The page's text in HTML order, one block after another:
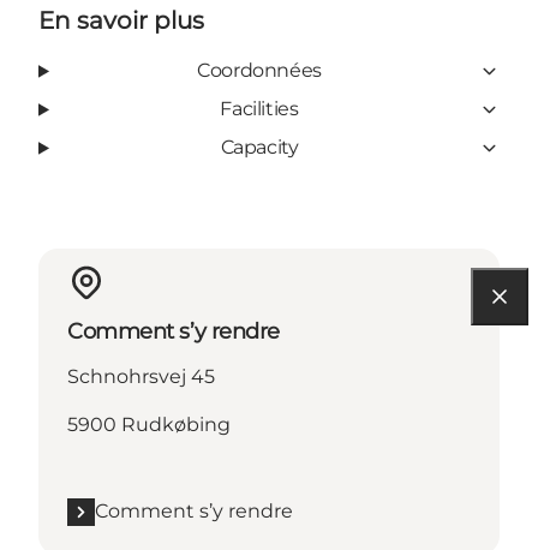
En savoir plus
Coordonnées
Facilities
Capacity
Comment s’y rendre
Schnohrsvej 45
5900 Rudkøbing
Comment s’y rendre